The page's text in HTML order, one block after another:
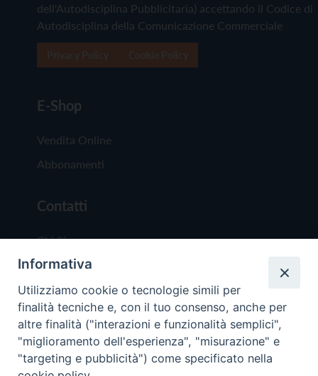
dell'Autodisciplina Pubblicitaria) accettando il Codice di
Autodisciplina della Comunicazione Commerciale
E-Shop
Vendita Online
Abbonamenti
Contatti
Chi Siamo
Redazione
Scrivici
Informativa
Utilizziamo cookie o tecnologie simili per
finalità tecniche e, con il tuo consenso, anche per
altre finalità ("interazioni e funzionalità semplici",
"miglioramento dell'esperienza", "misurazione" e
"targeting e pubblicità") come specificato nella